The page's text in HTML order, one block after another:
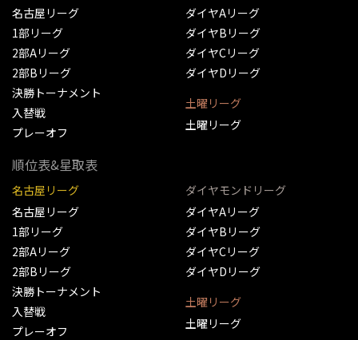
名古屋リーグ
1部リーグ
2部Aリーグ
2部Bリーグ
決勝トーナメント
入替戦
プレーオフ
ダイヤAリーグ
ダイヤBリーグ
ダイヤCリーグ
ダイヤDリーグ
土曜リーグ
土曜リーグ
順位表&星取表
名古屋リーグ
名古屋リーグ
1部リーグ
2部Aリーグ
2部Bリーグ
決勝トーナメント
入替戦
プレーオフ
ダイヤモンドリーグ
ダイヤAリーグ
ダイヤBリーグ
ダイヤCリーグ
ダイヤDリーグ
土曜リーグ
土曜リーグ